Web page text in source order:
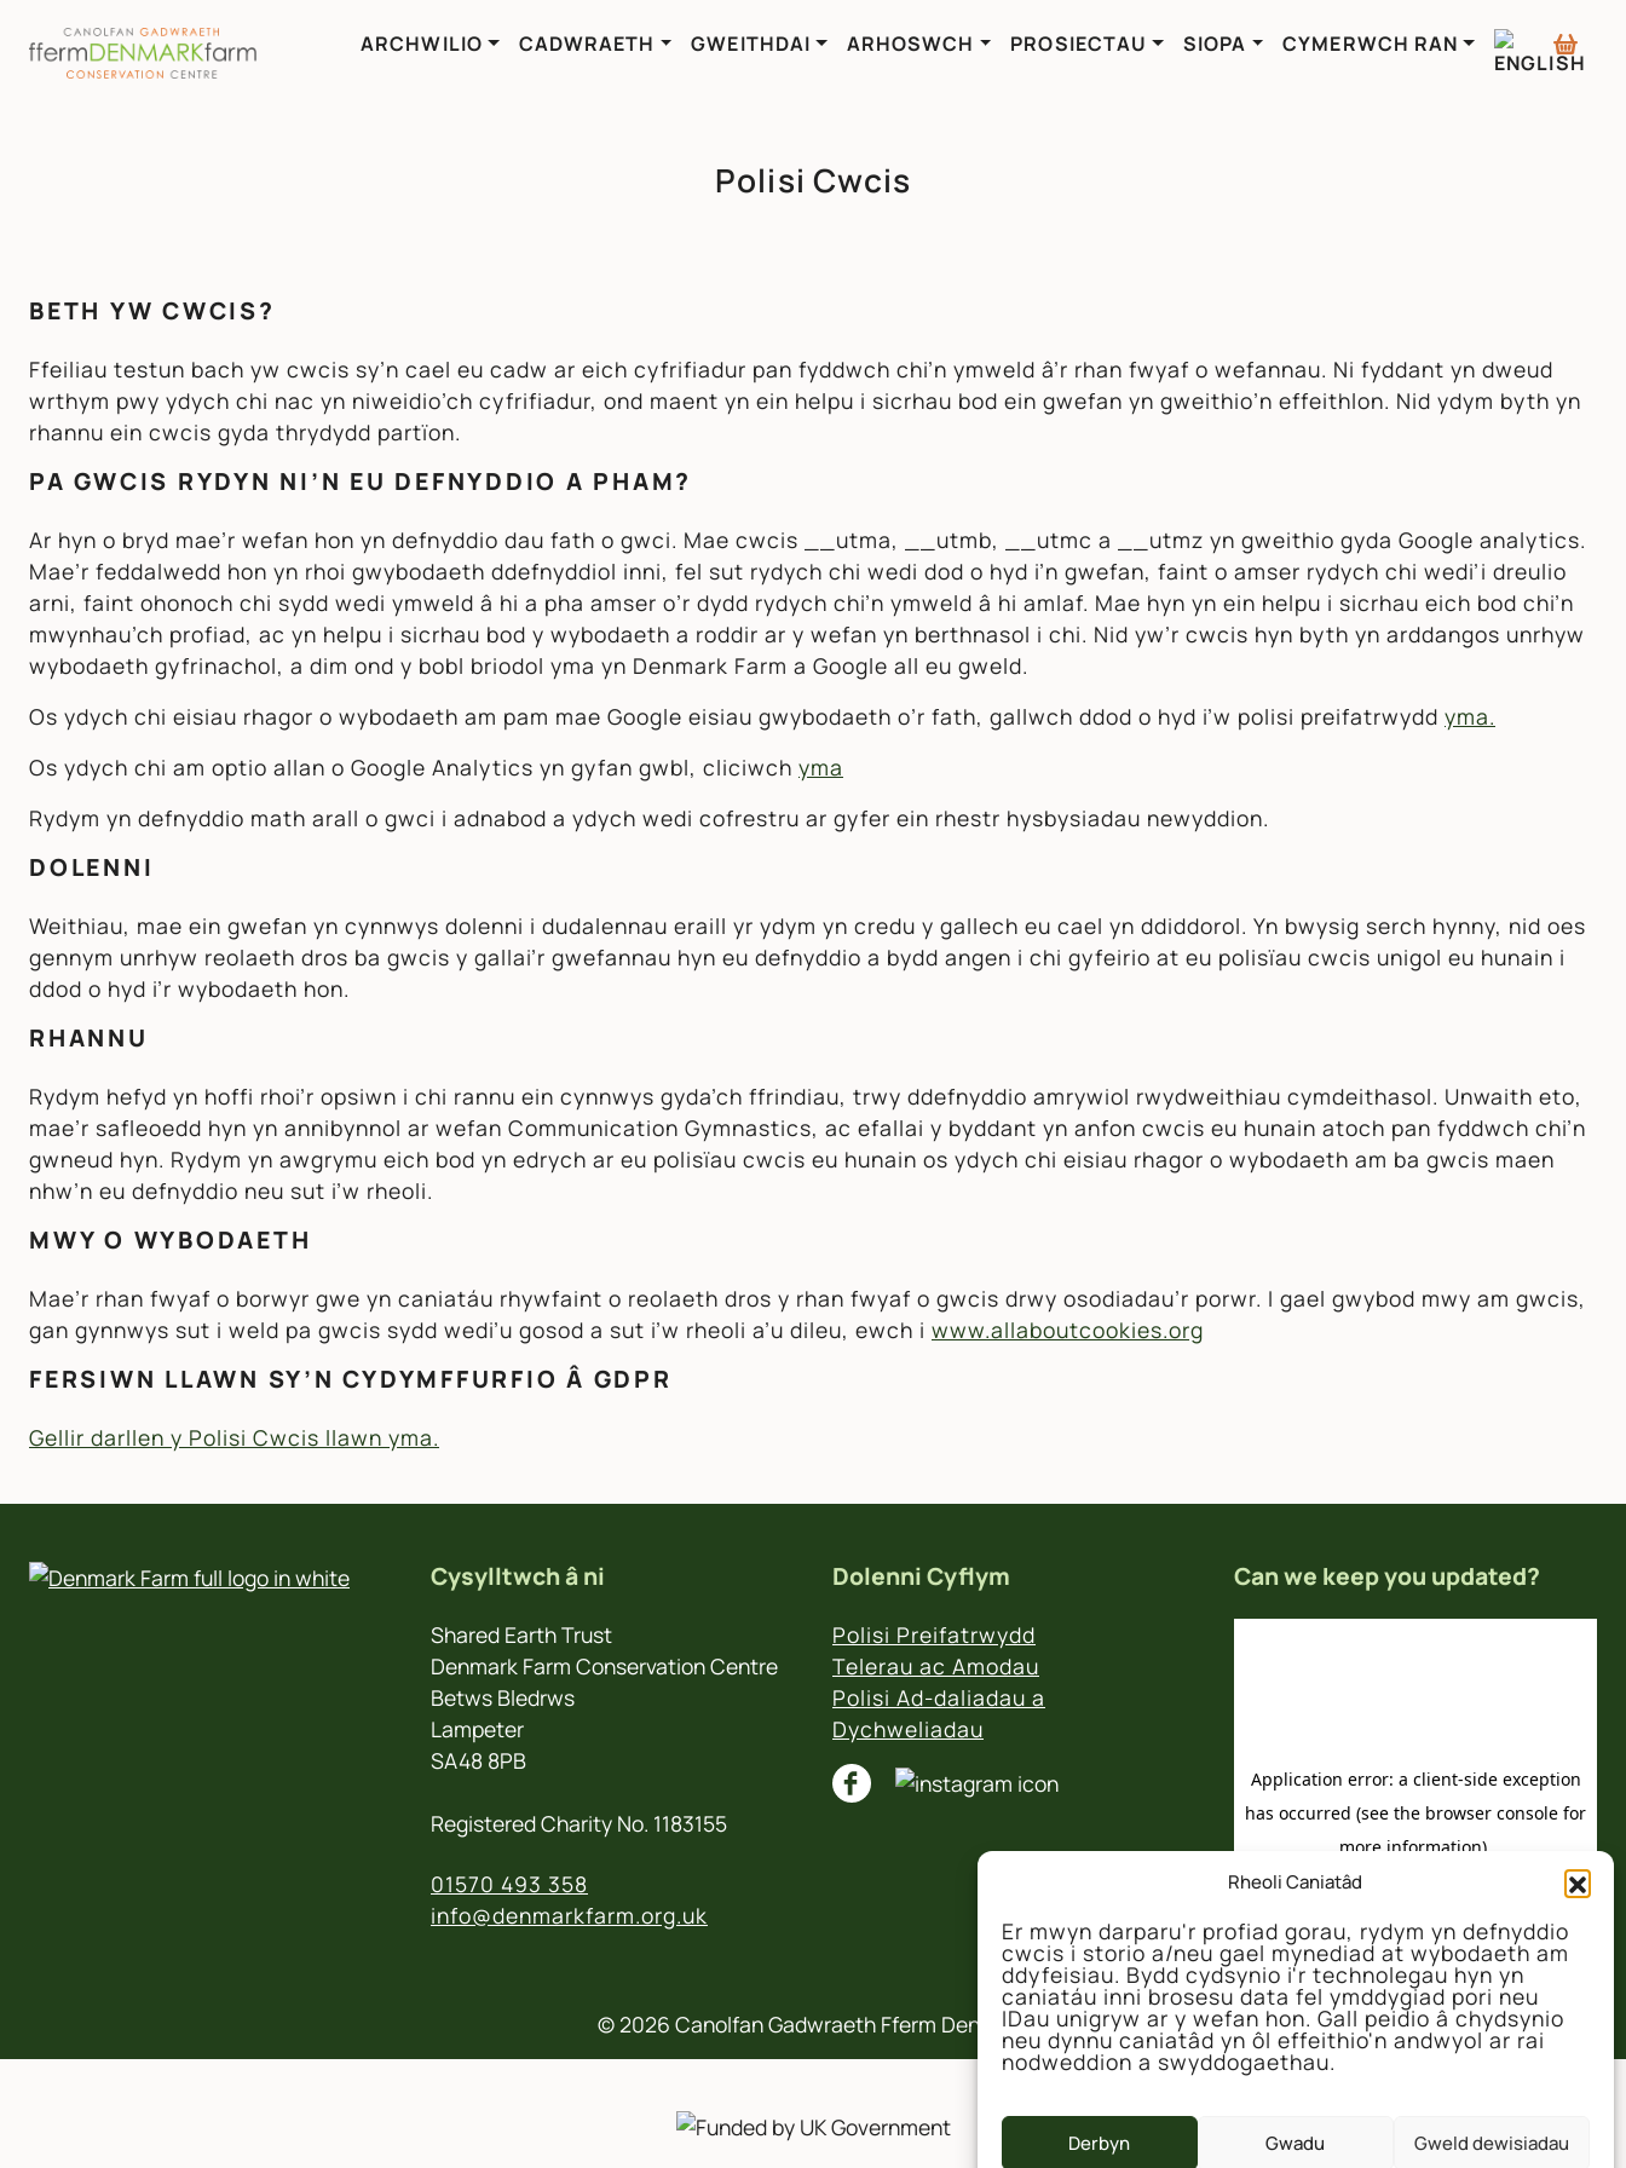
Rheoli Caniatâd
Er mwyn darparu'r profiad gorau, rydym yn defnyddio
cwcis i storio a/neu gael mynediad at wybodaeth am
ddyfeisiau. Bydd cydsynio i'r technolegau hyn yn
caniatáu inni brosesu data fel ymddygiad pori neu
IDau unigryw ar y wefan hon. Gall peidio â chydsynio
neu dynnu caniatâd yn ôl effeithio'n andwyol ar rai
nodweddion a swyddogaethau.
Derbyn Gwadu Gweld dewisiadau
PRIF LYWIO
ARCHWILIO CADWRAETH GWEITHDAI ARHOSWCH PROSIECTAU SIOPA CYMERWCH RAN
Polisi Cwcis
BETH YW CWCIS?
Ffeiliau testun bach yw cwcis sy’n cael eu cadw ar eich cyfrifiadur pan fyddwch chi’n ymweld â’r rhan fwyaf o wefannau. Ni fyddant yn dweud
wrthym pwy ydych chi nac yn niweidio’ch cyfrifiadur, ond maent yn ein helpu i sicrhau bod ein gwefan yn gweithio’n effeithlon. Nid ydym byth yn
rhannu ein cwcis gyda thrydydd partïon.
PA GWCIS RYDYN NI’N EU DEFNYDDIO A PHAM?
Ar hyn o bryd mae’r wefan hon yn defnyddio dau fath o gwci. Mae cwcis __utma, __utmb, __utmc a __utmz yn gweithio gyda Google analytics.
Mae’r feddalwedd hon yn rhoi gwybodaeth ddefnyddiol inni, fel sut rydych chi wedi dod o hyd i’n gwefan, faint o amser rydych chi wedi’i dreulio
arni, faint ohonoch chi sydd wedi ymweld â hi a pha amser o’r dydd rydych chi’n ymweld â hi amlaf. Mae hyn yn ein helpu i sicrhau eich bod chi’n
mwynhau’ch profiad, ac yn helpu i sicrhau bod y wybodaeth a roddir ar y wefan yn berthnasol i chi. Nid yw’r cwcis hyn byth yn arddangos unrhyw
wybodaeth gyfrinachol, a dim ond y bobl briodol yma yn Denmark Farm a Google all eu gweld.
Os ydych chi eisiau rhagor o wybodaeth am pam mae Google eisiau gwybodaeth o’r fath, gallwch ddod o hyd i’w polisi preifatrwydd yma.
Os ydych chi am optio allan o Google Analytics yn gyfan gwbl, cliciwch yma
Rydym yn defnyddio math arall o gwci i adnabod a ydych wedi cofrestru ar gyfer ein rhestr hysbysiadau newyddion.
DOLENNI
Weithiau, mae ein gwefan yn cynnwys dolenni i dudalennau eraill yr ydym yn credu y gallech eu cael yn ddiddorol. Yn bwysig serch hynny, nid oes
gennym unrhyw reolaeth dros ba gwcis y gallai’r gwefannau hyn eu defnyddio a bydd angen i chi gyfeirio at eu polisïau cwcis unigol eu hunain i
ddod o hyd i’r wybodaeth hon.
RHANNU
Rydym hefyd yn hoffi rhoi’r opsiwn i chi rannu ein cynnwys gyda’ch ffrindiau, trwy ddefnyddio amrywiol rwydweithiau cymdeithasol. Unwaith eto,
mae’r safleoedd hyn yn annibynnol ar wefan Communication Gymnastics, ac efallai y byddant yn anfon cwcis eu hunain atoch pan fyddwch chi’n
gwneud hyn. Rydym yn awgrymu eich bod yn edrych ar eu polisïau cwcis eu hunain os ydych chi eisiau rhagor o wybodaeth am ba gwcis maen
nhw’n eu defnyddio neu sut i’w rheoli.
MWY O WYBODAETH
Mae’r rhan fwyaf o borwyr gwe yn caniatáu rhywfaint o reolaeth dros y rhan fwyaf o gwcis drwy osodiadau’r porwr. I gael gwybod mwy am gwcis,
gan gynnwys sut i weld pa gwcis sydd wedi’u gosod a sut i’w rheoli a’u dileu, ewch i www.allaboutcookies.org
FERSIWN LLAWN SY’N CYDYMFFURFIO Â GDPR
Gellir darllen y Polisi Cwcis llawn yma.
Cysylltwch â ni
Shared Earth Trust
Denmark Farm Conservation Centre
Betws Bledrws
Lampeter
SA48 8PB
Registered Charity No. 1183155
01570 493 358
info@denmarkfarm.org.uk
Dolenni Cyflym
Polisi Preifatrwydd
Telerau ac Amodau
Polisi Ad-daliadau a
Dychweliadau
Can we keep you updated?
© 2026 Canolfan Gadwraeth Fferm Denmarc